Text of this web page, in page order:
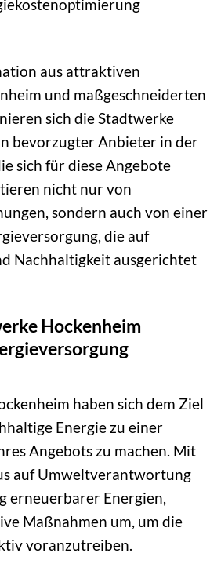
aus attraktiven
und maßgeschneiderten
sich die Stadtwerke
bevorzugter Anbieter in der
sich für diese Angebote
nicht nur von
sondern auch von einer
die auf
Nachhaltigkeit ausgerichtet
Hockenheim
haben sich dem Ziel
Energie zu einer
Angebots zu machen. Mit
auf Umweltverantwortung
erneuerbarer Energien,
Maßnahmen um, um die
voranzutreiben.